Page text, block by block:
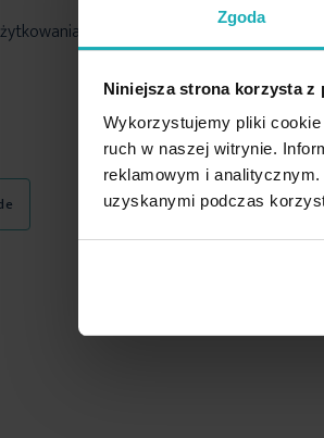
Zgoda
Niniejsza strona korzysta z
Wykorzystujemy pliki
ruch w naszej witrynie.
reklamowym i
uzyskanymi podczas
i bezpieczeństwa produktu